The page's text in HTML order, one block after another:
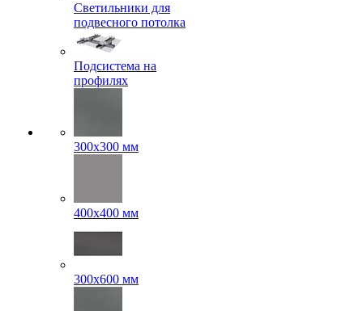
Светильники для
подвесного потолка
Подсистема на
профилях
300x300 мм
400х400 мм
300x600 мм